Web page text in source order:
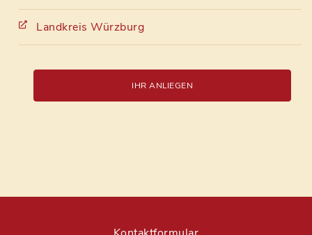
Landkreis Würzburg
IHR ANLIEGEN